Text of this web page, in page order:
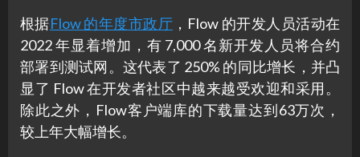
根据Flow 的年度市政厅 ，Flow 的开发人员活动在
2022 年显着增加，有 7,000 名新开发人员将合约
部署到测试网。这代表了 250% 的同比增长，并凸
显了 Flow 在开发者社区中越来越受欢迎和采用。
除此之外，Flow客户端库的下载量达到63万次，
较上年大幅增长。